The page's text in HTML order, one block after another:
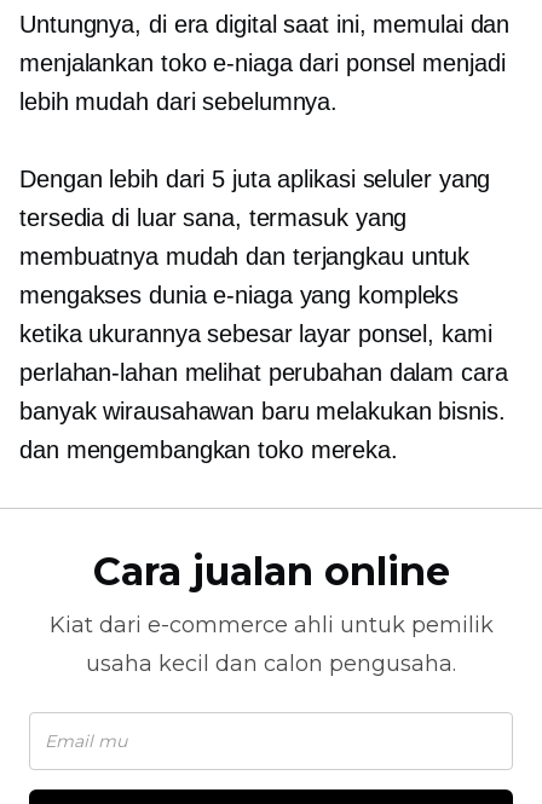
Untungnya, di era digital saat ini, memulai dan
menjalankan toko e-niaga dari ponsel menjadi
lebih mudah dari sebelumnya.
Dengan lebih dari 5 juta aplikasi seluler yang
tersedia di luar sana, termasuk yang
membuatnya mudah dan terjangkau untuk
mengakses dunia e-niaga yang kompleks
ketika ukurannya sebesar layar ponsel, kami
perlahan-lahan melihat perubahan dalam cara
banyak wirausahawan baru melakukan bisnis.
dan mengembangkan toko mereka.
Cara jualan online
Kiat dari e-commerce ahli untuk pemilik
usaha kecil dan calon pengusaha.